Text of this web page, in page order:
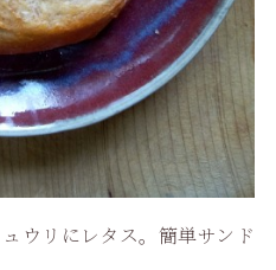
ウリにレタス。簡単サンド